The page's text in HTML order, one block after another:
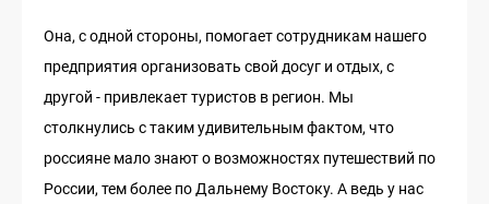
Она, с одной стороны, помогает сотрудникам нашего
предприятия организовать свой досуг и отдых, с
другой - привлекает туристов в регион. Мы
столкнулись с таким удивительным фактом, что
россияне мало знают о возможностях путешествий по
России, тем более по Дальнему Востоку. А ведь у нас